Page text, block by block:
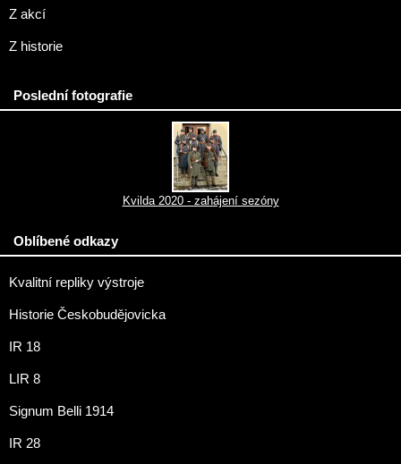
Z akcí
Z historie
Poslední fotografie
Kvilda 2020 - zahájení sezóny
Oblíbené odkazy
Kvalitní repliky výstroje
Historie Českobudějovicka
IR 18
LIR 8
Signum Belli 1914
IR 28